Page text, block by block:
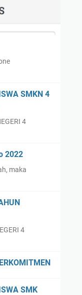
SMKN 4
4
2022
maka
4
SMK